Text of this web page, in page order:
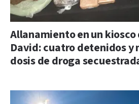
Allanamiento en un
David: cuatro detenidos y
dosis de droga